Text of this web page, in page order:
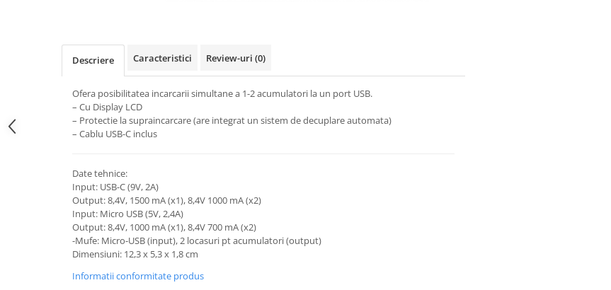
Scule electrice
Telefoane mobile
Produse de bucatarie kjøk
Accesorii kjøk
Pachete Promo
Incarcatoare & acumulatori
Blițuri și lumini foto/video
Descriere Caracteristici Review-uri (0)
Ofera posibilitatea incarcarii simultane a 1-2 acumulatori la un port USB.
– Cu Display LCD
– Protectie la supraincarcare (are integrat un sistem de decuplare automata)
– Cablu USB-C inclus
Date tehnice:
Input: USB-C (9V, 2A)
Output: 8,4V, 1500 mA (x1), 8,4V 1000 mA (x2)
Input: Micro USB (5V, 2,4A)
Output: 8,4V, 1000 mA (x1), 8,4V 700 mA (x2)
-Mufe: Micro-USB (input), 2 locasuri pt acumulatori (output)
Dimensiuni: 12,3 x 5,3 x 1,8 cm
Informatii conformitate produs